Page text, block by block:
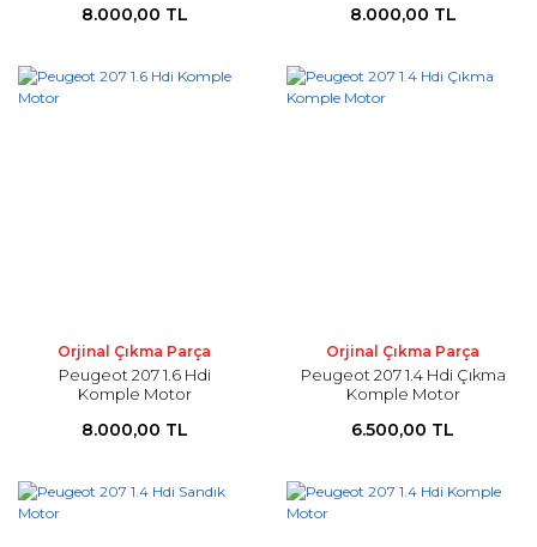
8.000,00 TL 8.000,00 TL
Orjinal Çıkma Parça
Peugeot 207 1.6 Hdi
Komple Motor
8.000,00 TL
Orjinal Çıkma Parça
Peugeot 207 1.4 Hdi Çıkma
Komple Motor
6.500,00 TL